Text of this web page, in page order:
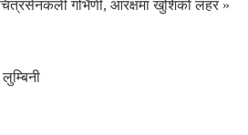
गर्भिणी, आरक्षमा खुशिको लहर »